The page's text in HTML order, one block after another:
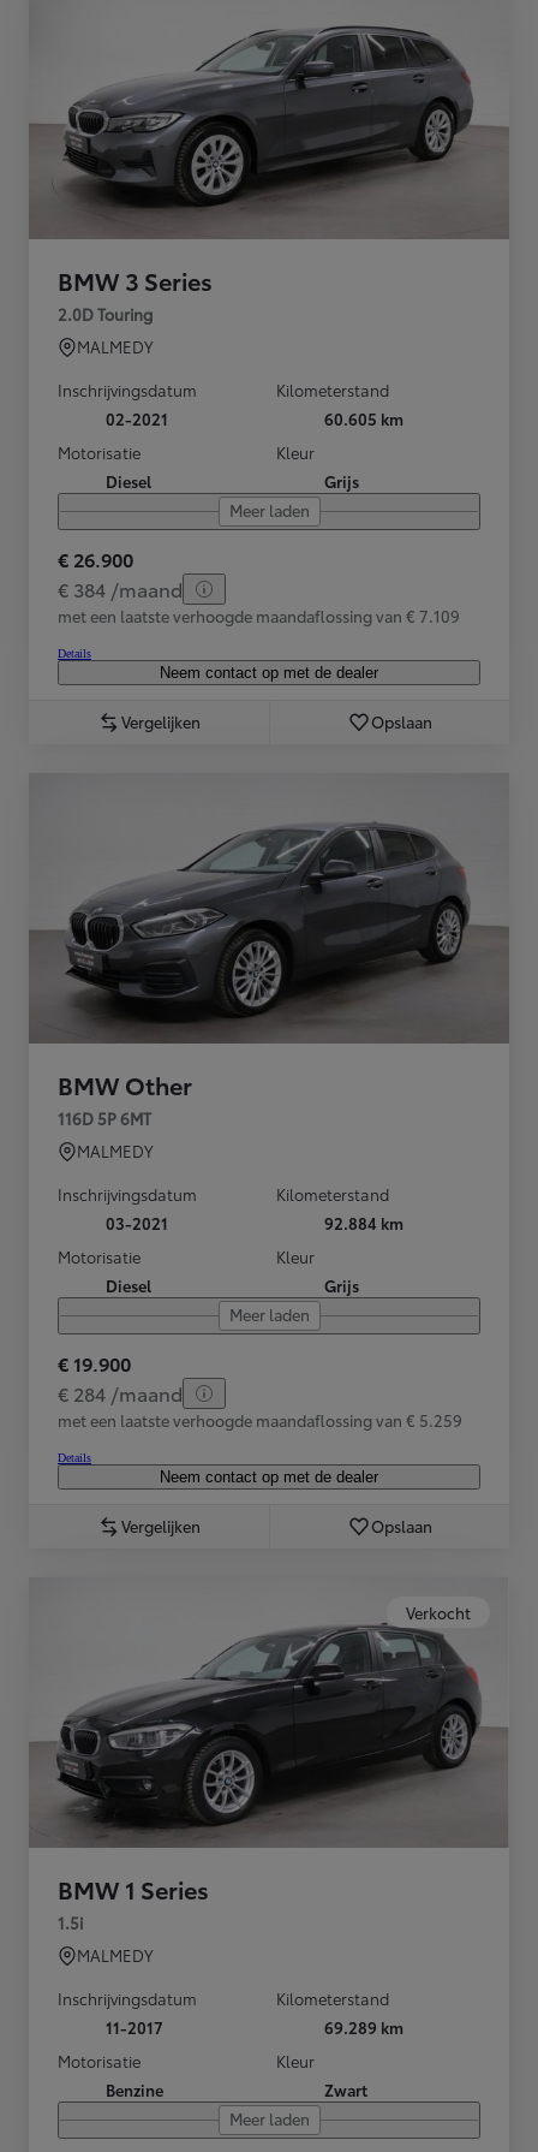
BMW 3 Series
2.0D Touring
MALMEDY
Inschrijvingsdatum
02-2021
Kilometerstand
60.605 km
Motorisatie
Diesel
Kleur
Grijs
Meer laden
€ 26.900
€ 384 /maand
met een laatste verhoogde maandaflossing van € 7.109
Details
Neem contact op met de dealer
Vergelijken Opslaan
BMW Other
116D 5P 6MT
MALMEDY
Inschrijvingsdatum
03-2021
Kilometerstand
92.884 km
Motorisatie
Diesel
Kleur
Grijs
Meer laden
€ 19.900
€ 284 /maand
met een laatste verhoogde maandaflossing van € 5.259
Details
Neem contact op met de dealer
Vergelijken Opslaan
Verkocht
BMW 1 Series
1.5i
MALMEDY
Inschrijvingsdatum
11-2017
Kilometerstand
69.289 km
Motorisatie
Benzine
Kleur
Zwart
Meer laden